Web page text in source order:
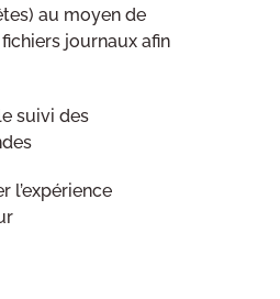
au moyen de
journaux afin
suivi des
l’expérience